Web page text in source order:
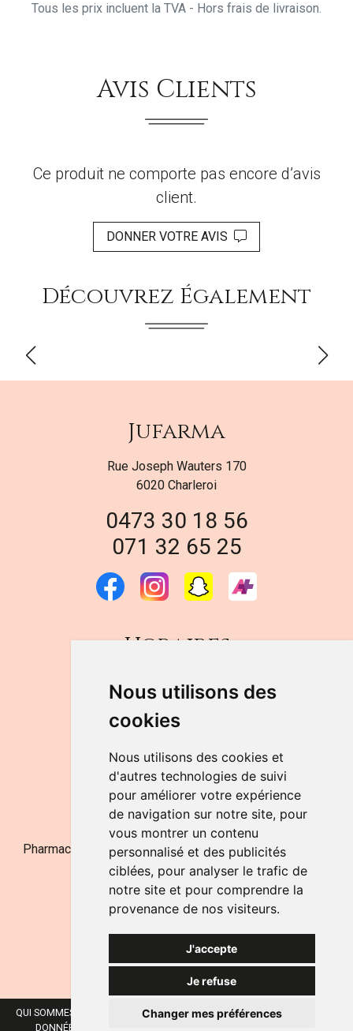
Nous utilisons des
cookies
Nous utilisons des cookies et
d'autres technologies de suivi
pour améliorer votre expérience
de navigation sur notre site, pour
vous montrer un contenu
personnalisé et des publicités
ciblées, pour analyser le trafic de
notre site et pour comprendre la
provenance de nos visiteurs.
J'accepte
Je refuse
Changer mes préférences
Tous les prix incluent la TVA - Hors frais de livraison.
Avis Clients
Ce produit ne comporte pas encore d’avis
client.
DONNER VOTRE AVIS
Découvrez Également
Jufarma
Rue Joseph Wauters 170
6020 Charleroi
0473 30 18 56
071 32 65 25
Horaires
DU LUNDI AU VENDREDI
de 9h à 12h30 et de 14h à 18h
LE SAMEDI
de 9h à 12h30
NOUS CONTACTER
Pharmacie Jufarma - Fatima Abachra - APB 521704 - N°
Entreprise BE0882-700-592
QUI SOMMES-NOUS ? NOS MARQUES MENTIONS LÉGALES
DONNÉES PERSONNELLES